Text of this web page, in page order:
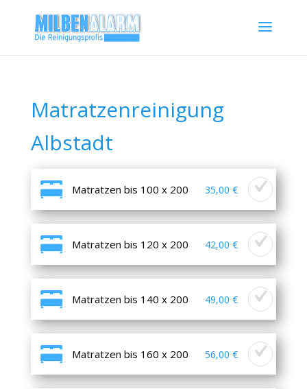
Matratzenreinigung
Albstadt
Matratzen bis 100 x 200 35,00 €
Matratzen bis 120 x 200 42,00 €
Matratzen bis 140 x 200 49,00 €
Matratzen bis 160 x 200 56,00 €